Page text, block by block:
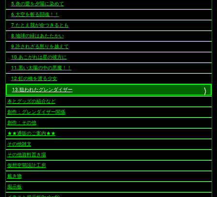
5.炎の愛を夕陽に染めて
6.大空を斬る闘魂！！
7.たとえ我が命つきるとも
8.地球の緑はあたたかい
9.許されざる怒りを越えて
10.あこがれは星の彼方に
11.黒い太陽の中の悪魔！！
12.虹の橋を渡る少女
13.狙われたグレンダイザー
本とグッズの紹介など
創作：グレンダイザー関係
創作：その他
★★通販のご案内★★
その他雑文
その他資料置き場
仮想空間設計工房
戴き物
掲示板